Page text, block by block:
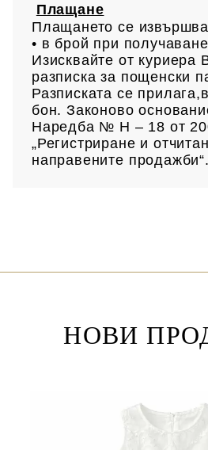
Плащане
Плащането се
• в брой при
Изисквайте от куриера
разписка за пощенски
Разписката се
бон. Законово
Наредба № Н – 18 от
„Регистриране и
направените продажби“.
НОВИ